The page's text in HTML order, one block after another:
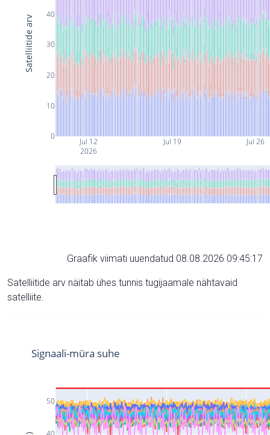
Jul 12
2026
Jul 19 Jul 26
0
10
20
30
40
Satelliitide arv
Graafik viimati uuendatud 08.08.2026 09:45:17
Satelliitide arv näitab ühes tunnis tugijaamale nähtavaid
satelliite.
50
Signaali-müra suhe